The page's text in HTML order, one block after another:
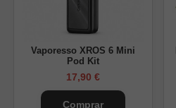
Vaporesso XROS 6 Mini
Pod Kit
17,90 €
Comprar